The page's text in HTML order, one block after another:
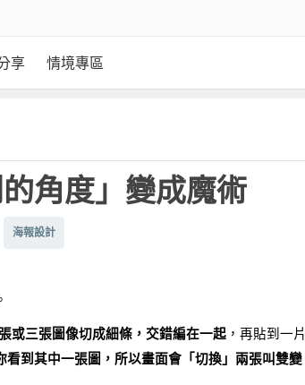
享 情境專區
角度」變成魔術
海報設計
或三張圖像切成細條，交錯編在一起 ，再貼到一片
到其中一張圖，所以畫面會「切換」兩張叫雙變